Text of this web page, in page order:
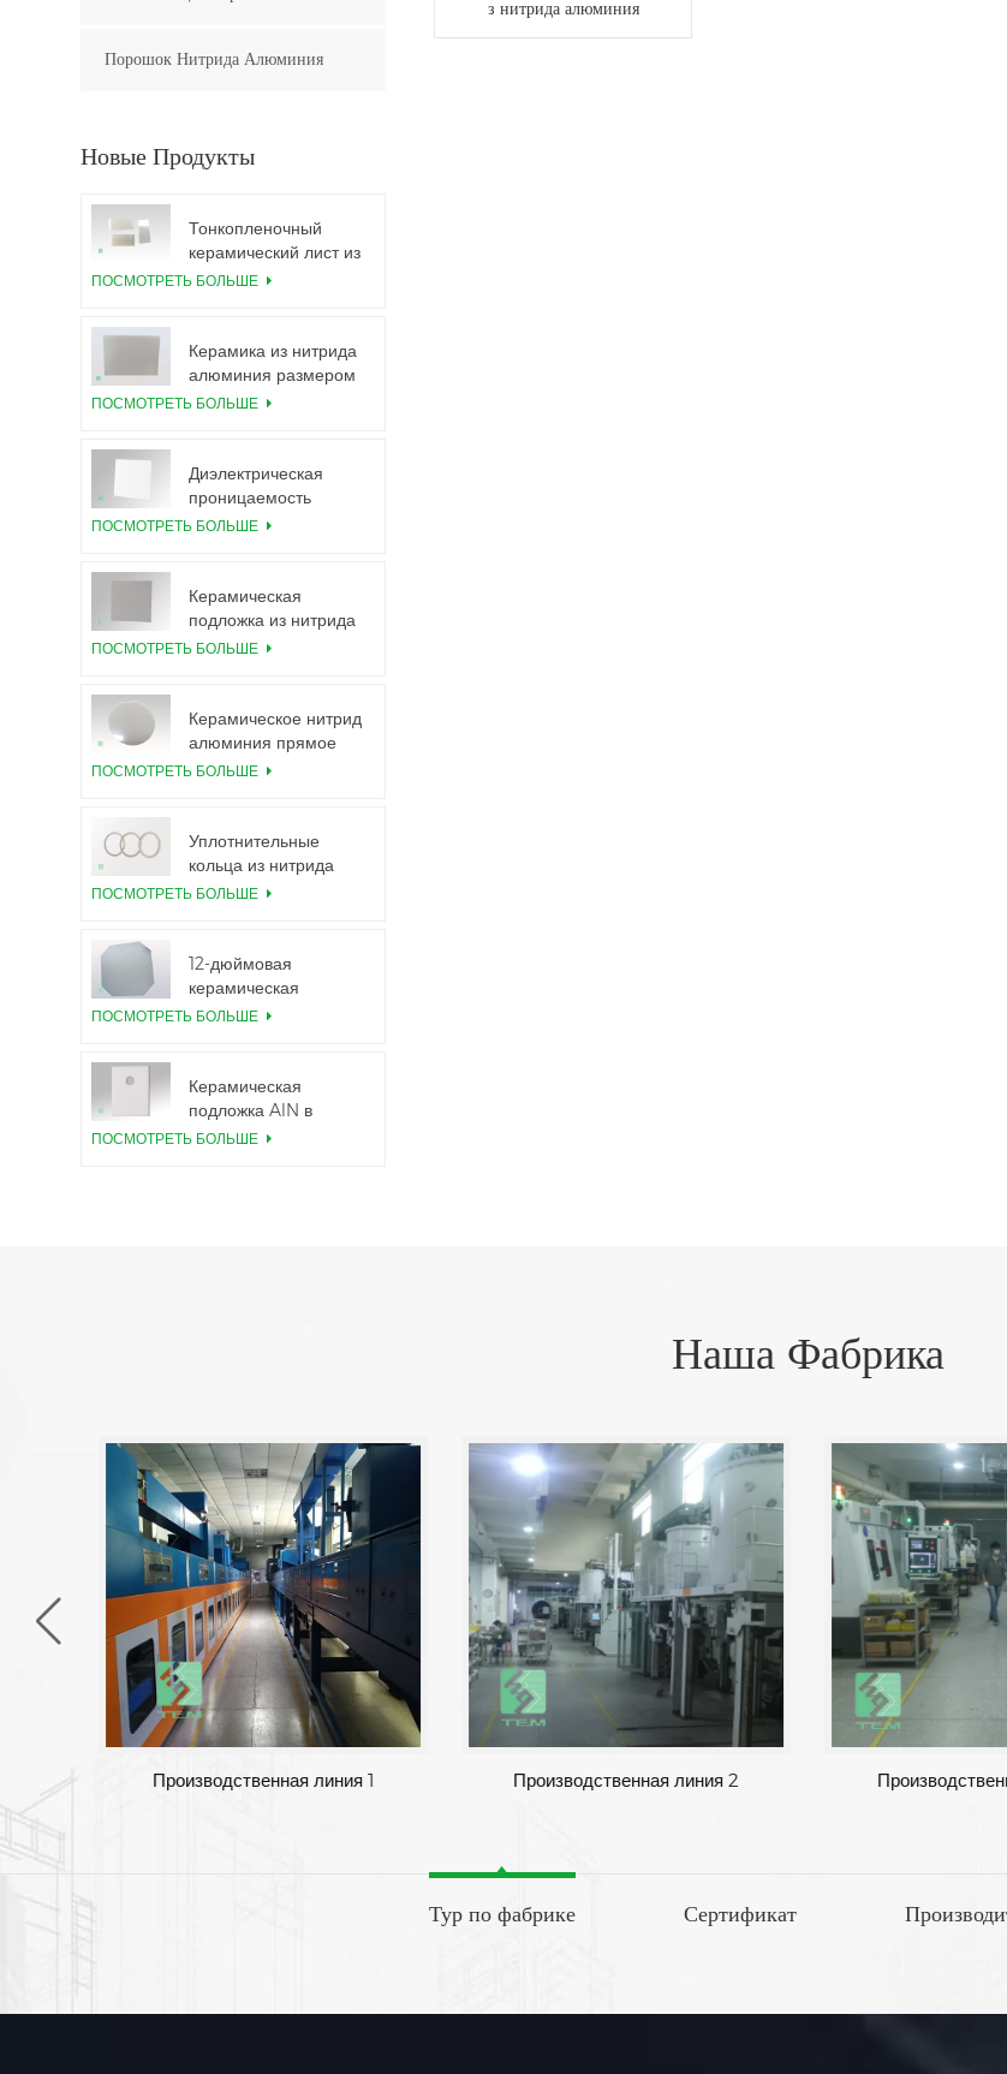
з нитрида алюминия
Порошок Нитрида Алюминия
Новые Продукты
Тонкопленочный
керамический лист из
нитрида алюминия,
заказу
ПОСМОТРЕТЬ БОЛЬШЕ
Керамика из нитрида
алюминия размером
5,5×7,5 дюймов,
ПОСМОТРЕТЬ БОЛЬШЕ
Диэлектрическая
проницаемость
керамической
ПОСМОТРЕТЬ БОЛЬШЕ
Керамическая
подложка из нитрида
алюминия с высокой
ПОСМОТРЕТЬ БОЛЬШЕ
Керамическое нитрид
алюминия прямое
соединение пластин
ПОСМОТРЕТЬ БОЛЬШЕ
Уплотнительные
кольца из нитрида
алюминия для
ПОСМОТРЕТЬ БОЛЬШЕ
12-дюймовая
керамическая
подложка из нитрида
ПОСМОТРЕТЬ БОЛЬШЕ
Керамическая
подложка AlN в
корпусе TO220
ПОСМОТРЕТЬ БОЛЬШЕ
Наша Фабрика
Производственная линия 1 Производственная линия 2
Тур по фабрике Сертификат